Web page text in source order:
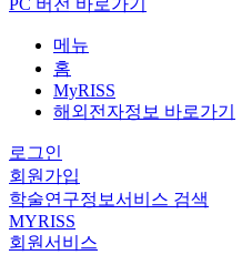
메뉴
홈
MyRISS
해외전자정보 바로가기
로그인
회원가입
학술연구정보서비스 검색
MYRISS
회원서비스